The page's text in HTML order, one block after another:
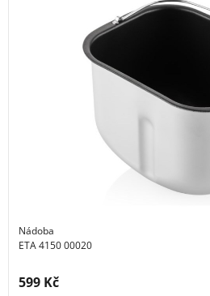
Nádoba
ETA 4150 00020
Cena s DPH:
599 Kč